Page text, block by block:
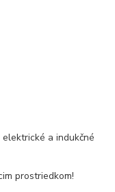
a indukčné
prostriedkom!